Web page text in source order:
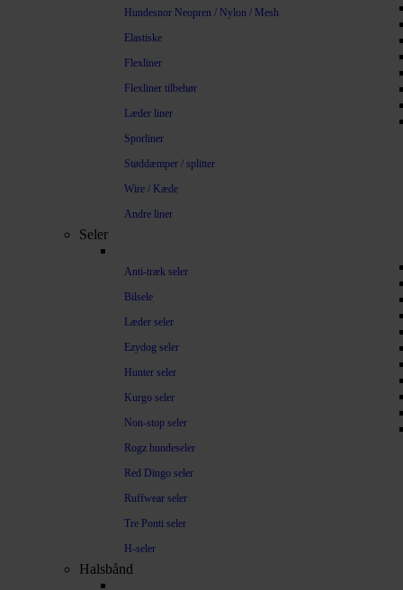
Hundesnor Neopren / Nylon / Mesh
Elastiske
Flexliner
Flexliner tilbehør
Læder liner
Sporliner
Støddæmper / splitter
Wire / Kæde
Andre liner
Seler
Anti-træk seler
Bilsele
Læder seler
Ezydog seler
Hunter seler
Kurgo seler
Non-stop seler
Rogz hundeseler
Red Dingo seler
Ruffwear seler
Tre Ponti seler
H-seler
Halsbånd